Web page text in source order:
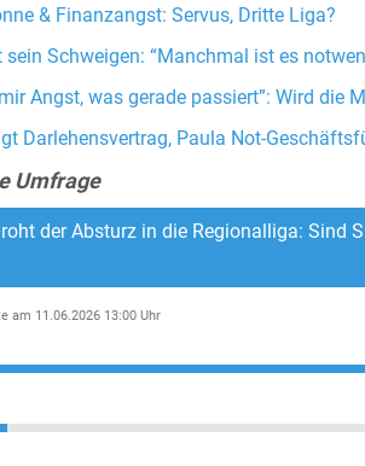
& Finanzangst: Servus, Dritte Liga?
sein Schweigen: “Manchmal ist es
Angst, was gerade passiert”: Wird die
Darlehensvertrag, Paula Not-
Umfrage
der Absturz in die Regionalliga: Sind
am 11.06.2026 13:00 Uhr